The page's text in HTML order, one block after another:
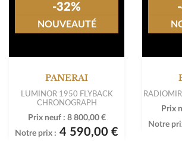
PANERAI
LUMINOR 1950 FLYBACK
CHRONOGRAPH
Prix neuf : 8 800,00 €
Notre prix : 4 590,00 €
-32%
NOUVEAUTÉ
Prix
Notre